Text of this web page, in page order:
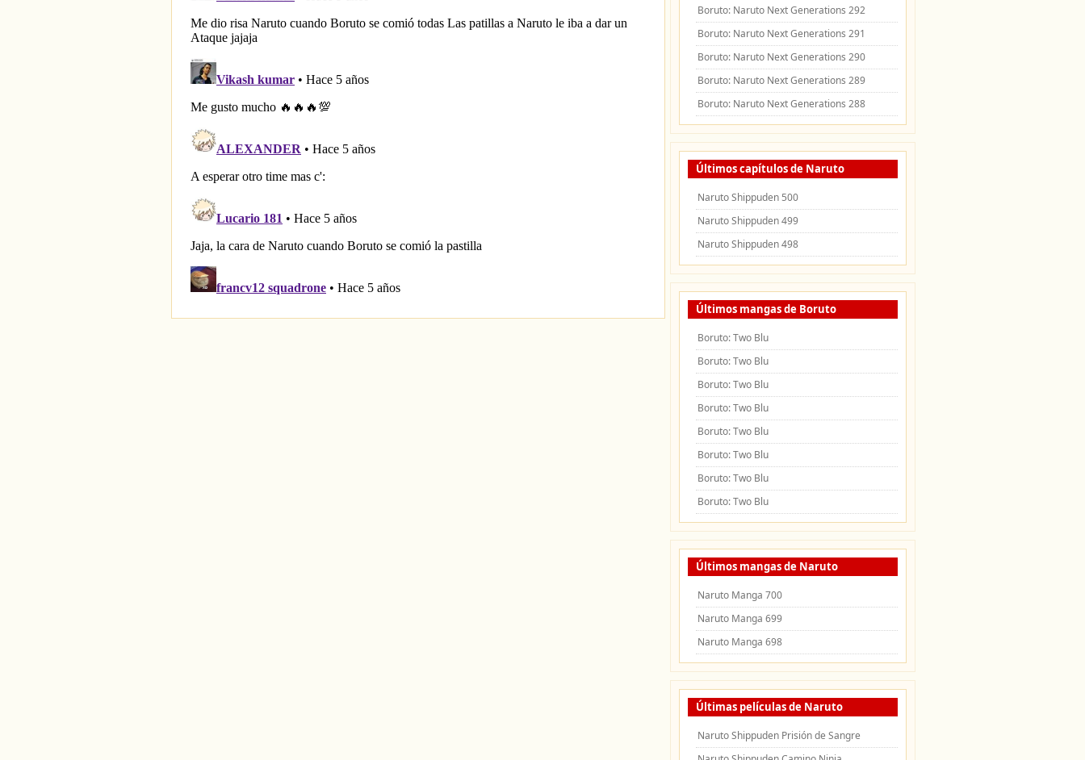
Boruto: Naruto Next Generations 292
Boruto: Naruto Next Generations 291
Boruto: Naruto Next Generations 290
Boruto: Naruto Next Generations 289
Boruto: Naruto Next Generations 288
Últimos capítulos de Naruto
Naruto Shippuden 500
Naruto Shippuden 499
Naruto Shippuden 498
Últimos mangas de Boruto
Boruto: Two Blu
Boruto: Two Blu
Boruto: Two Blu
Boruto: Two Blu
Boruto: Two Blu
Boruto: Two Blu
Boruto: Two Blu
Boruto: Two Blu
Últimos mangas de Naruto
Naruto Manga 700
Naruto Manga 699
Naruto Manga 698
Últimas películas de Naruto
Naruto Shippuden Prisión de Sangre